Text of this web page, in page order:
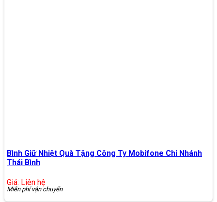
Bình Giữ Nhiệt Quà Tặng Công Ty Mobifone Chi Nhánh
Thái Bình
Giá: Liên hệ
Miễn phí vận chuyển